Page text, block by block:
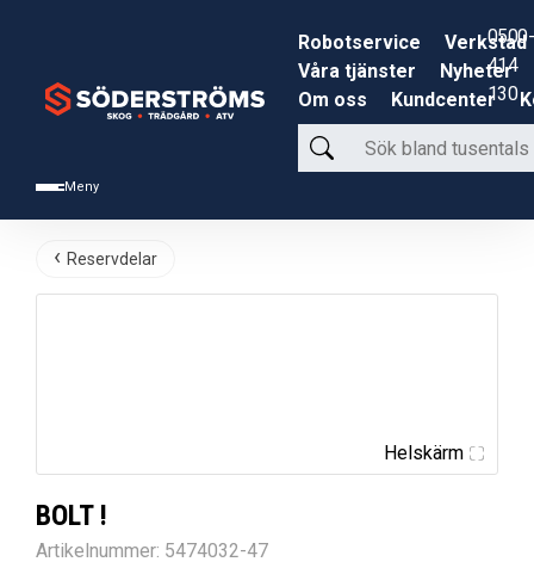
Meny
Robotservice
Verkstad
Våra tjänster
Nyheter
Om oss
Kundcenter
Sök
bland
produkter
0500-
414
130
Reservdelar
Helskärm
BOLT !
Artikelnummer: 5474032-47